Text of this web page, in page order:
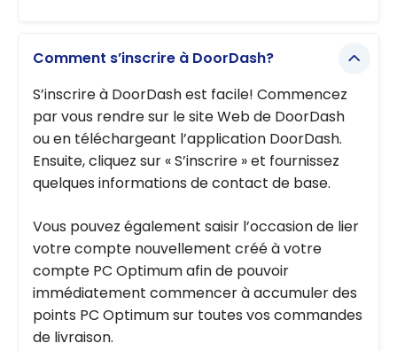
Comment s’inscrire à DoorDash?
S’inscrire à DoorDash est facile! Commencez
par vous rendre sur le site Web de DoorDash
ou en téléchargeant l’application DoorDash.
Ensuite, cliquez sur « S’inscrire » et fournissez
quelques informations de contact de base.
Vous pouvez également saisir l’occasion de lier
votre compte nouvellement créé à votre
compte PC Optimum afin de pouvoir
immédiatement commencer à accumuler des
points PC Optimum sur toutes vos commandes
de livraison.